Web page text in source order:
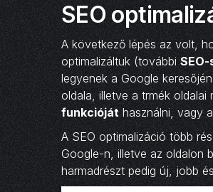
SEO
A következő lépés az volt,
optimalizáltuk (további
legyenek a Google
oldala, illetve a trmék oldalai
funkcióját használni, vagy
A SEO optimalizáció több
Google-n, illetve az oldalon
harmadrészt pedig új, jobb